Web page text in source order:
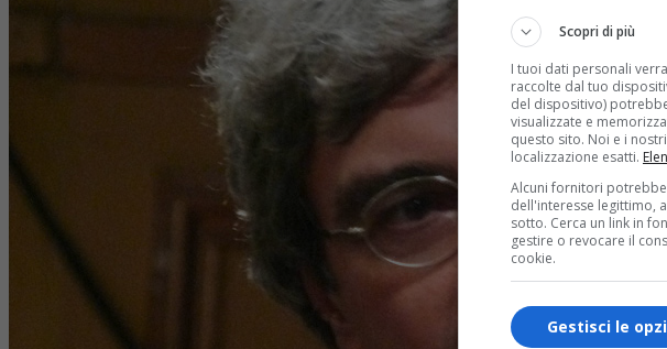
Scopri di più
I tuoi dati personali
raccolte dal tuo
del dispositivo)
visualizzate e
questo sito. Noi e i
localizzazione esatti.
Alcuni fornitori
dell'interesse legittimo,
sotto. Cerca un link in
gestire o revocare il
cookie.
Gestisci le